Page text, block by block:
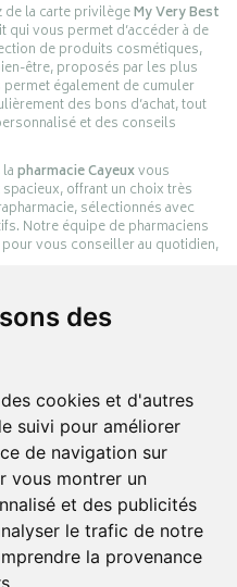
des
cookies et d'autres
suivi pour améliorer
de navigation sur
vous montrer un
et des publicités
le trafic de notre
la provenance
de la carte privilègeMy Very Best
vous permet d’accéder à de
de produits cosmétiques,
être, proposés par les plus
également de cumuler
des bons d’achat, tout
et des conseils
lapharmacie Cayeuxvous
offrant un choix très
sélectionnés avec
Notre équipe de pharmaciens
vous conseiller au quotidien,
digital de la pharmacie
du-Fliers.
ligne parmi des milliers de
ligne et choisissez le retrait
en toute simplicité.
offrir une expérience pratique,